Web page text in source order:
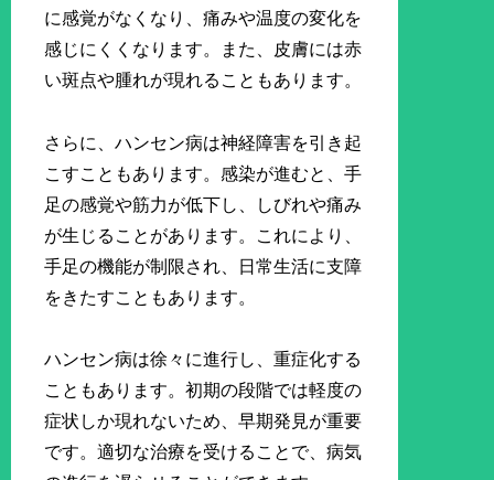
に感覚がなくなり、痛みや温度の変化を
感じにくくなります。また、皮膚には赤
い斑点や腫れが現れることもあります。
さらに、ハンセン病は神経障害を引き起
こすこともあります。感染が進むと、手
足の感覚や筋力が低下し、しびれや痛み
が生じることがあります。これにより、
手足の機能が制限され、日常生活に支障
をきたすこともあります。
ハンセン病は徐々に進行し、重症化する
こともあります。初期の段階では軽度の
症状しか現れないため、早期発見が重要
です。適切な治療を受けることで、病気